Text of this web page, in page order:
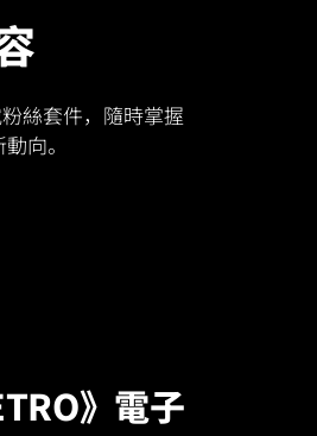
絲套件，隨時掌握
向。
》電子